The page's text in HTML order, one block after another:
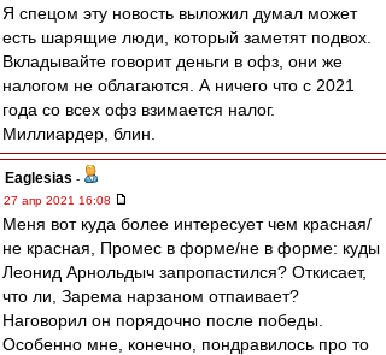
Я спецом эту новость выложил думал может
есть шарящие люди, который заметят подвох.
Вкладывайте говорит деньги в офз, они же
налогом не облагаются. А ничего что с 2021
года со всех офз взимается налог.
Миллиардер, блин.
Eaglesias -
27 апр 2021 16:08
Меня вот куда более интересует чем красная/
не красная, Промес в форме/не в форме: куды
Леонид Арнольдыч запропастился? Откисает,
что ли, Зарема нарзаном отпаивает?
Наговорил он порядочно после победы.
Особенно мне, конечно, пондравилось про то